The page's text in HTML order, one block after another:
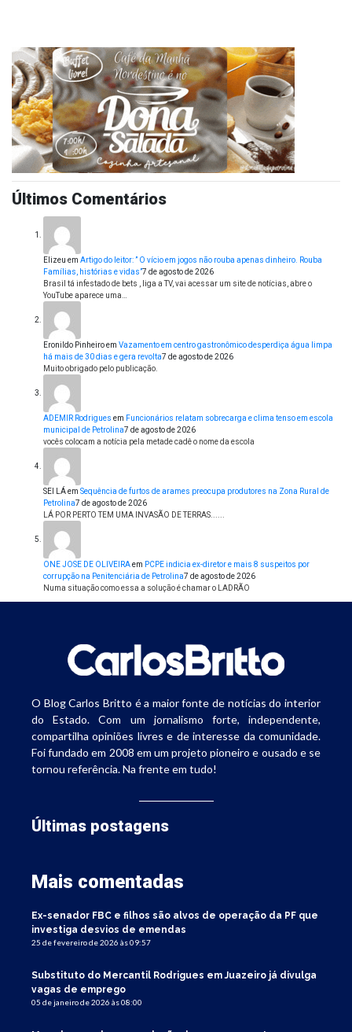
Últimos Comentários
Elizeu em Artigo do leitor: ” O vício em jogos não rouba apenas dinheiro. Rouba
Famílias, histórias e vidas”7 de agosto de 2026
Brasil tá infestado de bets , liga a TV, vai acessar um site de notícias, abre o
YouTube aparece uma…
Eronildo Pinheiroem Vazamento em centro gastronômico desperdiça água limpa
há mais de 30 dias e gera revolta7 de agosto de 2026
Muito obrigado pelo publicação.
ADEMIR Rodrigues em Funcionários relatam sobrecarga e clima tenso em escola
municipal de Petrolina7 de agosto de 2026
vocês colocam a notícia pela metade cadê o nome da escola
SEI LÁem Sequência de furtos de arames preocupa produtores na Zona Rural de
Petrolina7 de agosto de 2026
LÁ POR PERTO TEM UMA INVASÃO DE TERRAS......
ONE JOSE DE OLIVEIRAem PCPE indicia ex-diretor e mais 8 suspeitos por
corrupção na Penitenciária de Petrolina7 de agosto de 2026
Numa situação como essa a solução é chamar o LADRÃO
O Blog Carlos Britto é a maior fonte de notícias do interior
do Estado. Com um jornalismo forte, independente,
compartilha opiniões livres e de interesse da comunidade.
Foi fundado em 2008 em um projeto pioneiro e ousado e se
tornou referência. Na frente em tudo!
Últimas postagens
Mais comentadas
Ex-senador FBC e filhos são alvos de operação da PF que
investiga desvios de emendas
25 de fevereiro de 2026 às 09:57
Substituto do Mercantil Rodrigues em Juazeiro já divulga
vagas de emprego
05 de janeiro de 2026 às 08:00